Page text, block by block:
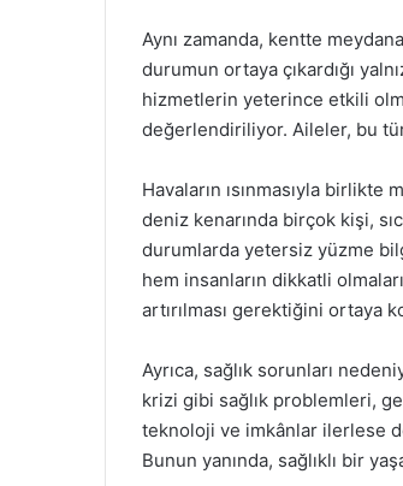
Aynı zamanda, kentte
durumun ortaya çıkardığı
hizmetlerin yeterince etkili
değerlendiriliyor. Aileler, bu
Havaların ısınmasıyla birlikte
deniz kenarında birçok kişi,
durumlarda yetersiz yüzme
hem insanların dikkatli
artırılması gerektiğini ortaya
Ayrıca, sağlık sorunları
krizi gibi sağlık problemleri,
teknoloji ve imkânlar ilerlese
Bunun yanında, sağlıklı bir